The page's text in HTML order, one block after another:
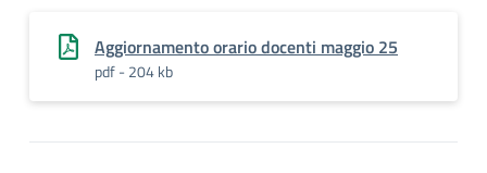
Aggiornamento orario docenti maggio 25
pdf - 204 kb